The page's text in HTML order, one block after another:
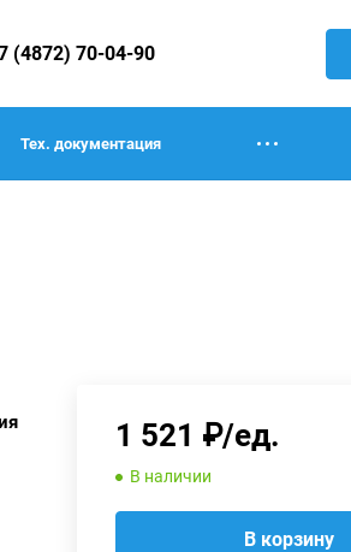
(4872) 70-04-90
Тех. документация
1 521 ₽/ед.
В наличии
В корзину